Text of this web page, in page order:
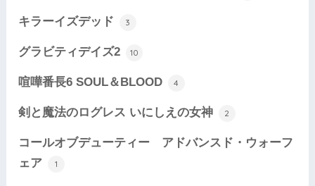
キラーイズデッド 3
グラビティデイズ2 10
喧嘩番長6 SOUL＆BLOOD 4
剣と魔法のログレス いにしえの女神 2
コールオブデューティー アドバンスド・ウォーフ
ェア
1